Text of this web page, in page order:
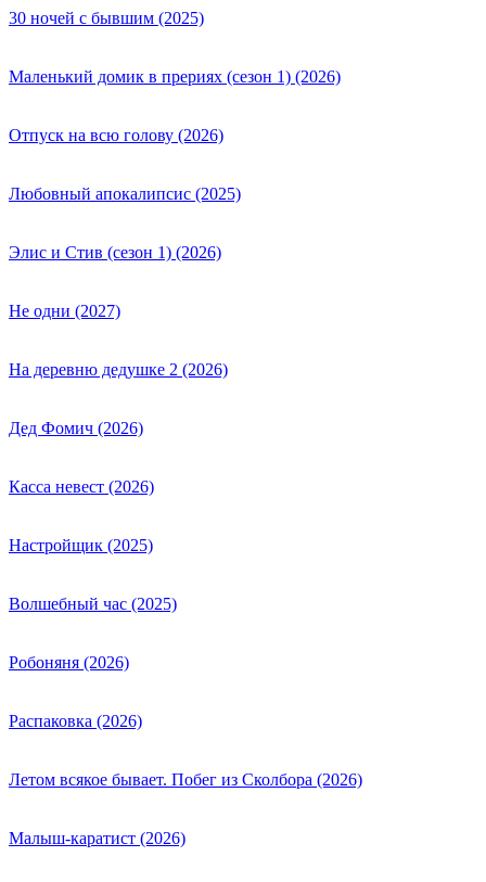
30 ночей с бывшим (2025)
Маленький домик в прериях (сезон 1) (2026)
Отпуск на всю голову (2026)
Любовный апокалипсис (2025)
Элис и Стив (сезон 1) (2026)
Не одни (2027)
На деревню дедушке 2 (2026)
Дед Фомич (2026)
Касса невест (2026)
Настройщик (2025)
Волшебный час (2025)
Робоняня (2026)
Распаковка (2026)
Летом всякое бывает. Побег из Сколбора (2026)
Малыш-каратист (2026)